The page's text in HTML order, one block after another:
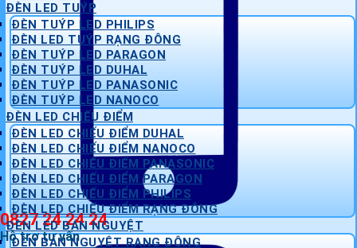
0827 24 24 24
Hỗ trợ tư vấn
ĐÈN LED TUÝP
ĐÈN TUÝP LED PHILIPS
ĐÈN LED TUÝP RẠNG ĐÔNG
ĐÈN TUÝP LED PARAGON
ĐÈN TUÝP LED DUHAL
ĐÈN TUÝP LED PANASONIC
ĐÈN TUÝP LED NANOCO
ĐÈN LED CHIẾU ĐIỂM
ĐÈN LED CHIẾU ĐIỂM DUHAL
ĐÈN LED CHIẾU ĐIỂM NANOCO
ĐÈN LED CHIẾU ĐIỂM PANASONIC
ĐÈN LED CHIẾU ĐIỂM PARAGON
ĐÈN LED CHIẾU ĐIỂM PHILIPS
ĐÈN LED CHIẾU ĐIỂM RẠNG ĐÔNG
ĐÈN LED BÁN NGUYỆT
ĐÈN BÁN NGUYỆT RẠNG ĐÔNG